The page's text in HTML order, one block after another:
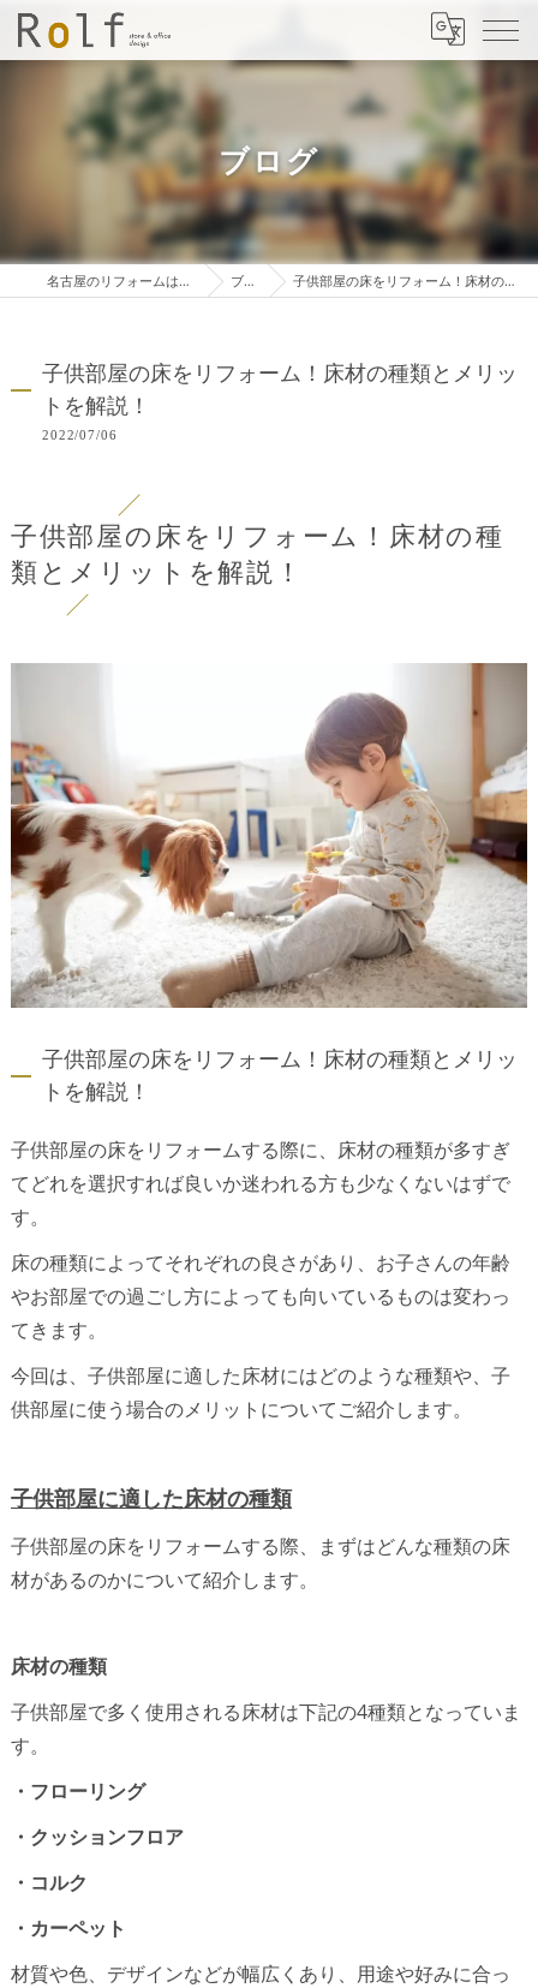
ブログ
名古屋のリフォームは株式会社ロルフ ブログ 子供部屋の床をリフォーム！床材の種類とメリットを解説！
子供部屋の床をリフォーム！床材の種類とメリッ
トを解説！
2022/07/06
子供部屋の床をリフォーム！床材の種
類とメリットを解説！
子供部屋の床をリフォーム！床材の種類とメリッ
トを解説！
子供部屋の床をリフォームする際に、床材の種類が多すぎ
てどれを選択すれば良いか迷われる方も少なくないはずで
す。
床の種類によってそれぞれの良さがあり、お子さんの年齢
やお部屋での過ごし方によっても向いているものは変わっ
てきます。
今回は、子供部屋に適した床材にはどのような種類や、子
供部屋に使う場合のメリットについてご紹介します。
子供部屋に適した床材の種類
子供部屋の床をリフォームする際、まずはどんな種類の床
材があるのかについて紹介します。
床材の種類
子供部屋で多く使用される床材は下記の4種類となっていま
す。
・フローリング
・クッションフロア
・コルク
・カーペット
材質や色、デザインなどが幅広くあり、用途や好みに合っ